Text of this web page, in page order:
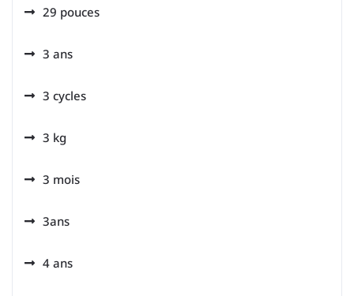
29 pouces
3 ans
3 cycles
3 kg
3 mois
3ans
4 ans